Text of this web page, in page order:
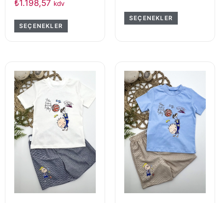
₺1.198,57 kdv
SEÇENEKLER
SEÇENEKLER